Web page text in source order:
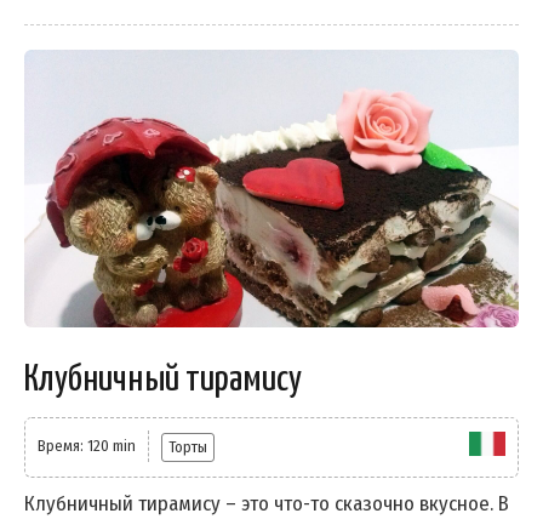
Клубничный тирамису
Время: 120 min Торты
Клубничный тирамису – это что-то сказочно вкусное. В